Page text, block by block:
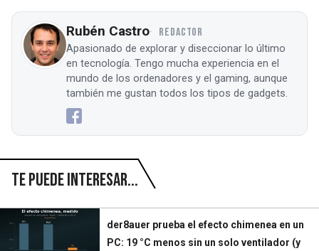
Rubén Castro REDACTOR
Apasionado de explorar y diseccionar lo último
en tecnología. Tengo mucha experiencia en el
mundo de los ordenadores y el gaming, aunque
también me gustan todos los tipos de gadgets.
Te puede interesar...
der8auer prueba el efecto chimenea en un
PC: 19 °C menos sin un solo ventilador (y